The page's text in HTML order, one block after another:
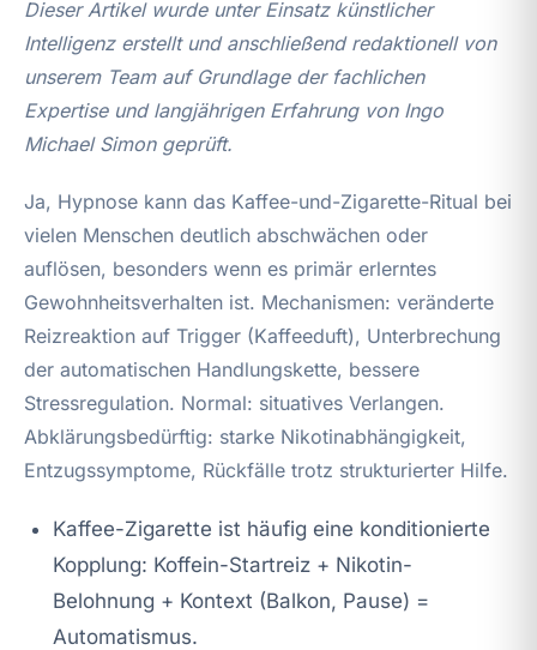
Dieser Artikel wurde unter Einsatz künstlicher
Intelligenz erstellt und anschließend redaktionell von
unserem Team auf Grundlage der fachlichen
Expertise und langjährigen Erfahrung von Ingo
Michael Simon geprüft.
Ja, Hypnose kann das Kaffee-und-Zigarette-Ritual bei
vielen Menschen deutlich abschwächen oder
auflösen, besonders wenn es primär erlerntes
Gewohnheitsverhalten ist. Mechanismen: veränderte
Reizreaktion auf Trigger (Kaffeeduft), Unterbrechung
der automatischen Handlungskette, bessere
Stressregulation. Normal: situatives Verlangen.
Abklärungsbedürftig: starke Nikotinabhängigkeit,
Entzugssymptome, Rückfälle trotz strukturierter Hilfe.
Kaffee-Zigarette ist häufig eine konditionierte
Kopplung: Koffein-Startreiz + Nikotin-
Belohnung + Kontext (Balkon, Pause) =
Automatismus.